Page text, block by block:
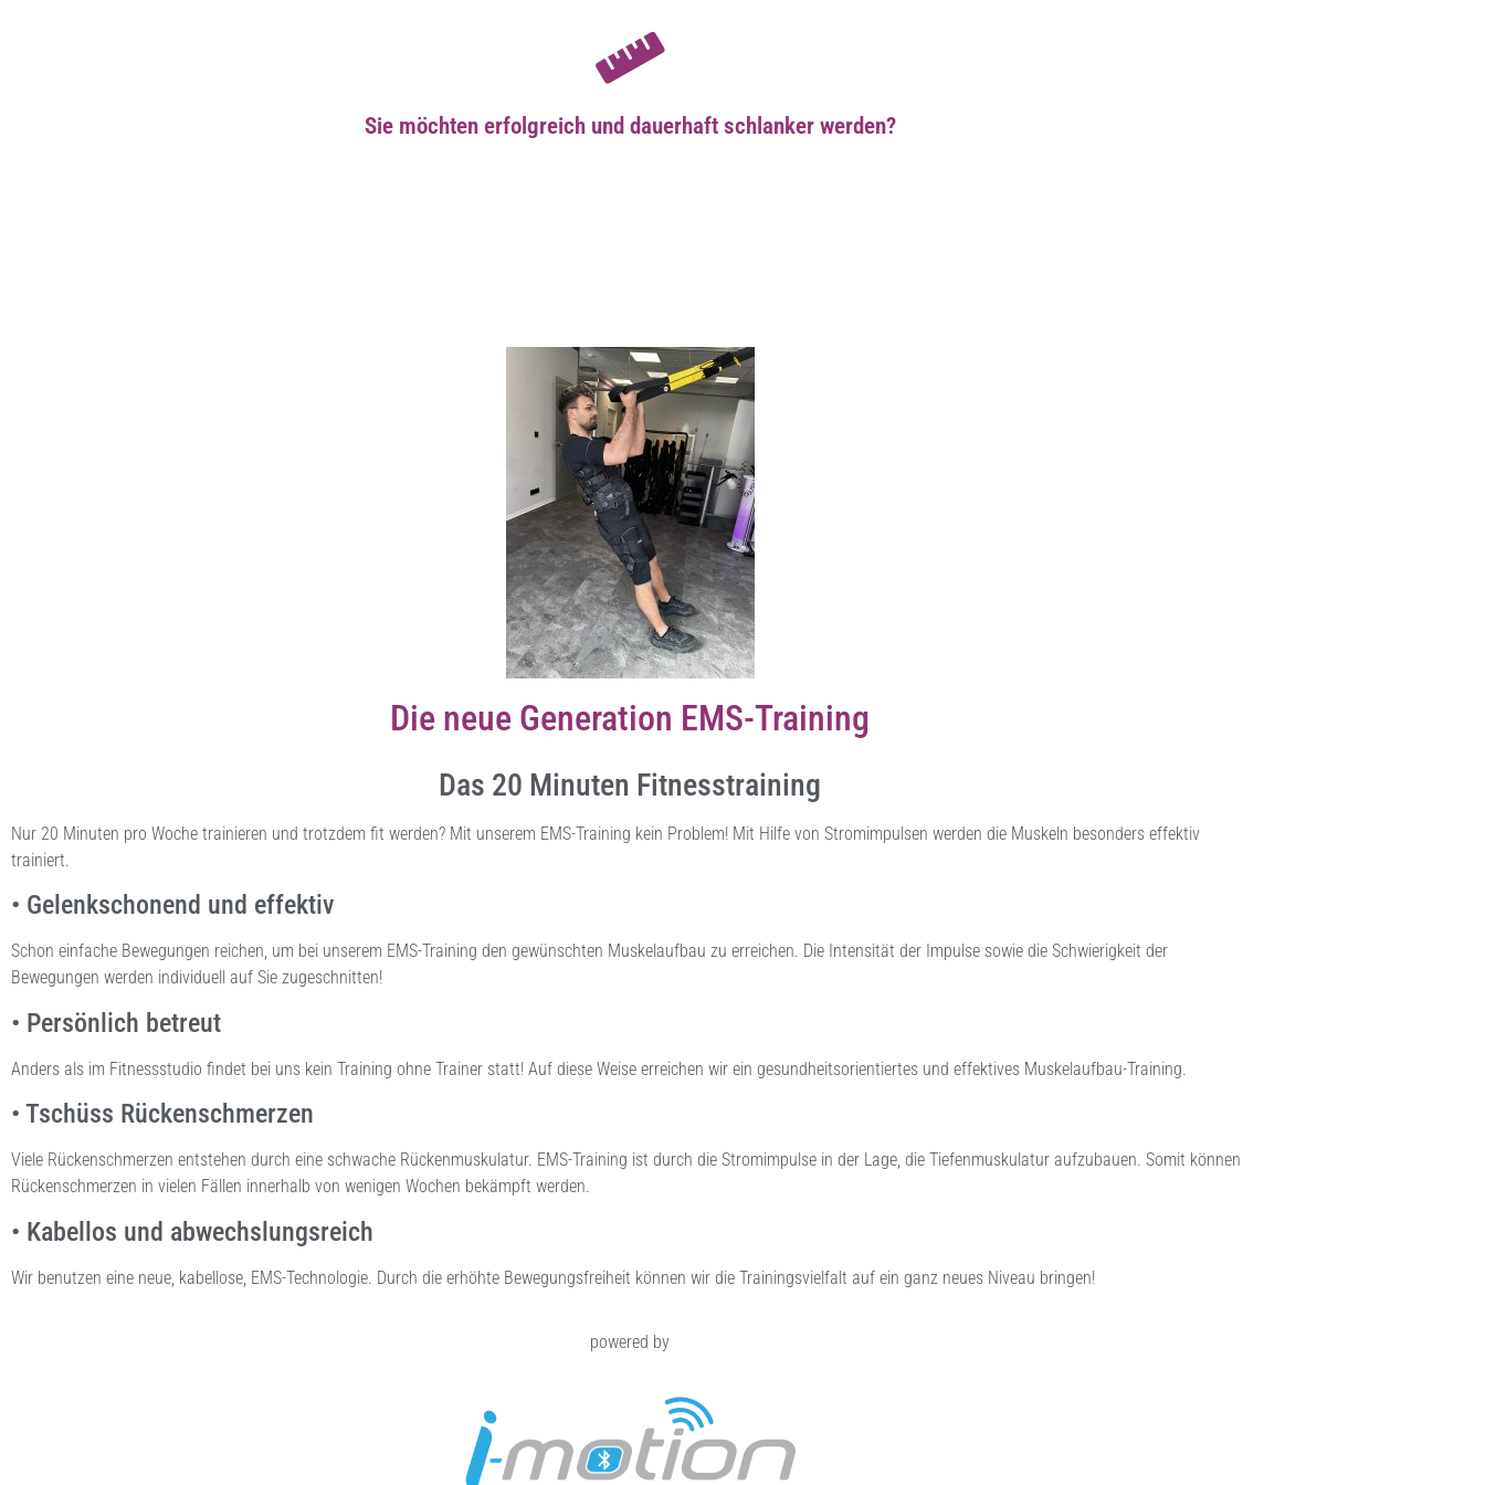
Sie möchten erfolgreich und dauerhaft schlanker werden?
Ideal für Bauch, Gesäß, Arme und Beine, bietet "Schlank werden im Liegen" eine sichere und effektive Lösung, um Ihren Körper zu formen, ohne die Notwendigkeit von Operationen oder
Mehr über Schlank werden im Liegen
Die neue Generation EMS-Training
Das 20 Minuten Fitnesstraining
Nur 20 Minuten pro Woche trainieren und trotzdem fit werden? Mit unserem EMS-Training kein Problem! Mit Hilfe von Stromimpulsen werden die Muskeln besonders effektiv
trainiert.
• Gelenkschonend und effektiv
Schon einfache Bewegungen reichen, um bei unserem EMS-Training den gewünschten Muskelaufbau zu erreichen. Die Intensität der Impulse sowie die Schwierigkeit der
Bewegungen werden individuell auf Sie zugeschnitten!
• Persönlich betreut
Anders als im Fitnessstudio findet bei uns kein Training ohne Trainer statt! Auf diese Weise erreichen wir ein gesundheitsorientiertes und effektives Muskelaufbau-Training.
• Tschüss Rückenschmerzen
Viele Rückenschmerzen entstehen durch eine schwache Rückenmuskulatur. EMS-Training ist durch die Stromimpulse in der Lage, die Tiefenmuskulatur aufzubauen. Somit können
Rückenschmerzen in vielen Fällen innerhalb von wenigen Wochen bekämpft werden.
• Kabellos und abwechslungsreich
Wir benutzen eine neue, kabellose, EMS-Technologie. Durch die erhöhte Bewegungsfreiheit können wir die Trainingsvielfalt auf ein ganz neues Niveau bringen!
powered by